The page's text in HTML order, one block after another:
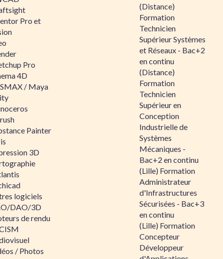
Pro et
Pro
4D
/ Maya
Painter
3D
logiciels
DAO/3D
de rendu
/ Photos
(Distance)
Formation
Technicien
Supérieur Systèmes
et Réseaux - Bac+2
en continu
(Distance)
Formation
Technicien
Supérieur en
Conception
Industrielle de
Systèmes
Mécaniques -
Bac+2 en continu
(Lille) Formation
Administrateur
d'Infrastructures
Sécurisées - Bac+3
en continu
(Lille) Formation
Concepteur
Développeur